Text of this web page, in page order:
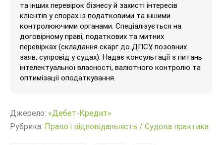
та інших перевірок бізнесу й захисті інтересів
клієнтів у спорах із податковими та іншими
контролюючими органами. Спеціалізується на
договірному праві, податкових та митних
перевірках (складання скарг до ДПСУ, позовних
заяв, супровід у судах). Надає консультації з питань
інтелектуальної власності, валютного контролю та
оптимізації оподаткування.
Джерело: «Дебет-Кредит»
Рубрика: Право і відповідальність / Судова практика